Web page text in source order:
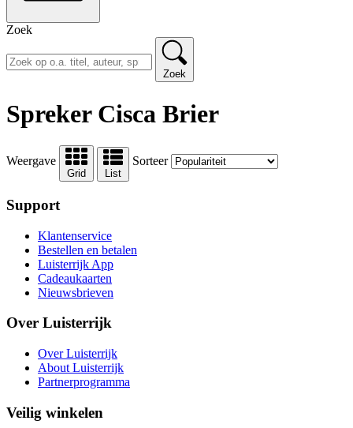
Zoek
Zoek
Spreker Cisca Brier
Weergave
Grid List
Sorteer
Support
Klantenservice
Bestellen en betalen
Luisterrijk App
Cadeaukaarten
Nieuwsbrieven
Over Luisterrijk
Over Luisterrijk
About Luisterrijk
Partnerprogramma
Veilig winkelen